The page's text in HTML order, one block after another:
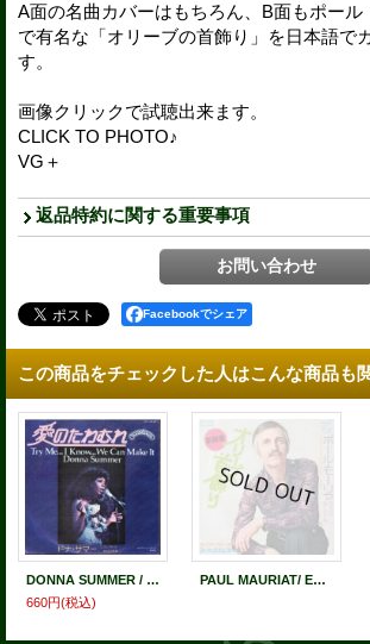
A面の名曲カバーはもちろん、B面もポール
で有名な「オリーブの首飾り」を日本語で
す。
画像クリックで試聴出来ます。
CLICK TO PHOTO♪
VG＋
返品特約に関する重要事項
Facebookでシェア
この商品をチェックした人はこんな商品も
DONNA SUMMER / TRY ME I KNOW WE CAN MAKE IT . WASTED
660円(税込)
PAUL MAURIAT/ EL BIMBO . UNTIL THE END OF MY SONG